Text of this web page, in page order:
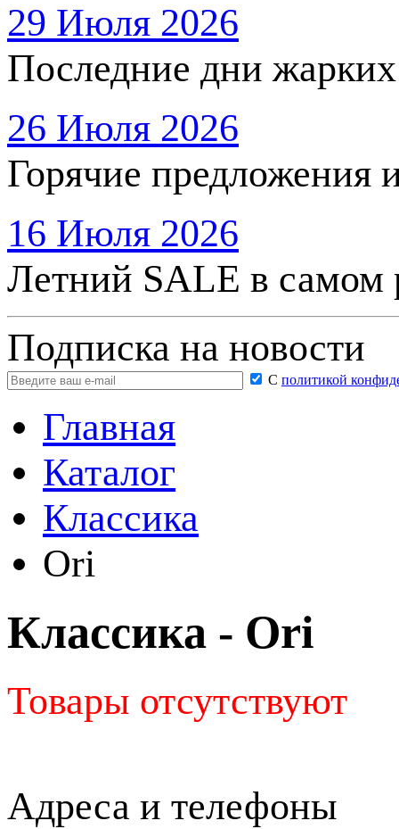
29 Июля 2026
Последние дни
26 Июля 2026
Горячие предложения
16 Июля 2026
Летний SALE в самом
Подписка на новости
С политикой
Главная
Каталог
Классика
Ori
Классика - Ori
Товары отсутствуют
Адреса и телефоны